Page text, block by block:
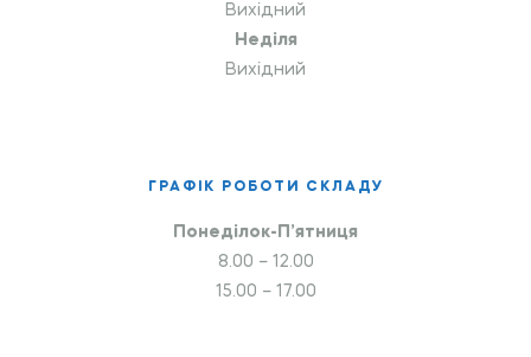
Вихідний
Неділя
Вихідний
ГРАФІК РОБОТИ СКЛАДУ
Понеділок-П’ятниця
8.00 – 12.00
15.00 – 17.00